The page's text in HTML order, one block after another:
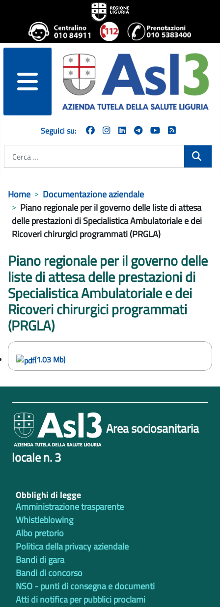
menu
Seguici su:
Home
Documentazione aziendale
Piano regionale per il governo delle liste di attesa
delle prestazioni di Specialistica Ambulatoriale e dei
Ricoveri chirurgici programmati (PRGLA)
Piano regionale per il governo delle
liste di attesa delle prestazioni di
Specialistica Ambulatoriale e dei
Ricoveri chirurgici programmati
(PRGLA)
(1.03 Mb)
Area sociosanitaria
locale n. 3
Obblighi di legge
Amministrazione trasparente
Whistleblowing
Albo pretorio
Politica della privacy aziendale
Bandi di gara
Bandi di concorso
NSO - punti di consegna e documenti
Atti di notifica per pubblici proclami